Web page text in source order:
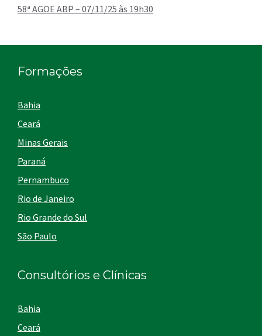
58ª AGOE ABP – 07/11/25 às 19h30
Formações
Bahia
Ceará
Minas Gerais
Paraná
Pernambuco
Rio de Janeiro
Rio Grande do Sul
São Paulo
Consultórios e Clínicas
Bahia
Ceará